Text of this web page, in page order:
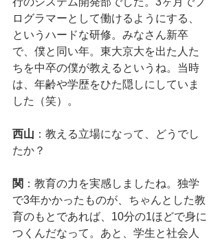
ログラマーとして働けるようにする、
というハードな研修。みなさん新卒
で、僕と同い年。東大京大を出た人た
ちを中卒の僕が教えるというね。当時
は、年齢や学歴をひた隠しにしていま
した（笑）。
西山 ：教える立場になって、どうでし
たか？
関 ：教育の力を実感しましたね。独学
で3年かかったものが、ちゃんとした教
育のもとであれば、10分の1ほどで身に
つくんだなって。あと、学生と社会人